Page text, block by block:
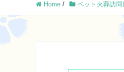
Home / ペット火葬訪問